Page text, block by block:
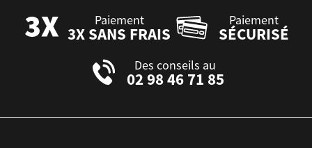
Paiement
3X SANS FRAIS
Paiement
SÉCURISÉ
Des conseils au
02 98 46 71 85